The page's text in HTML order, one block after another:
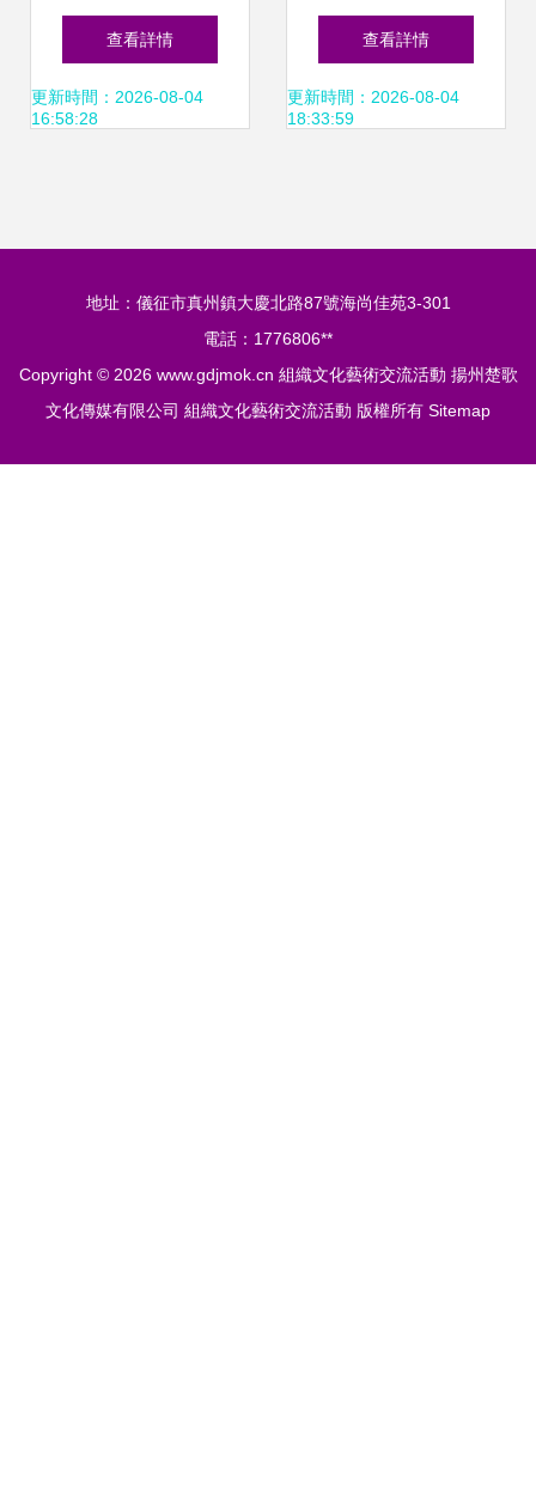
團結新篇——河北
推動鑄牢中華民族
查看詳情
更新時間：2026-08-04
16:58:28
心田——嶗山區總
工會成功舉辦好手
查看詳情
更新時間：2026-08-04
18:33:59
地址：儀征市真州鎮大慶北路87號海尚佳苑3-301
電話：1776806**
Copyright © 2026 www.gdjmok.cn 組織文化藝術交流活動 揚州楚歌
文化傳媒有限公司 組織文化藝術交流活動 版權所有 Sitemap